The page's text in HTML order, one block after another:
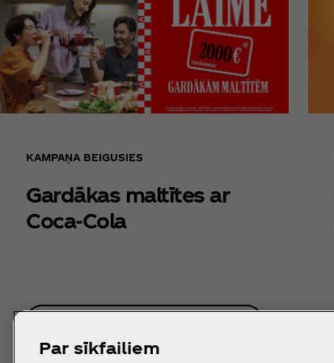
KAMPAŅA BEIGUSIES
Gardākas maltītes ar
Coca‑Cola
Par sīkfailiem